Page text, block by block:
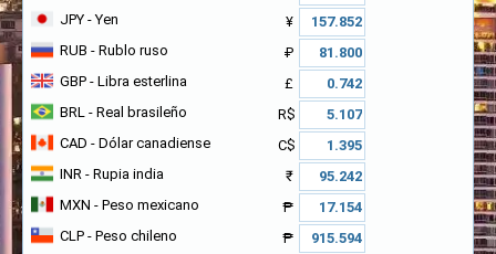
JPY - Yen
¥
RUB - Rublo ruso
₽
GBP - Libra esterlina
£
BRL - Real brasileño
R$
CAD - Dólar canadiense
C$
INR - Rupia india
₹
MXN - Peso mexicano
₱
CLP - Peso chileno ₱